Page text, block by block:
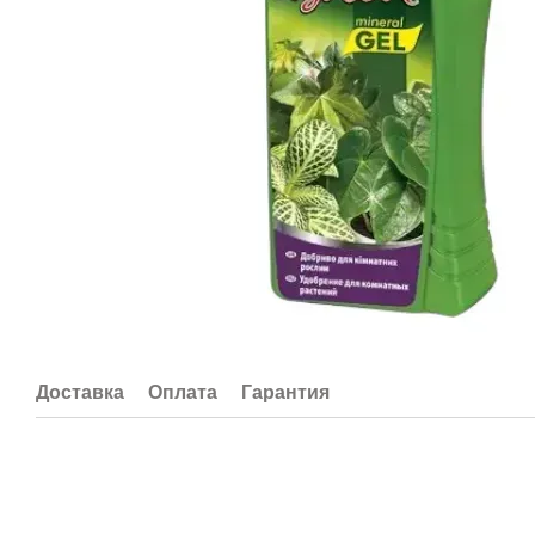
Доставка Оплата Гарантия